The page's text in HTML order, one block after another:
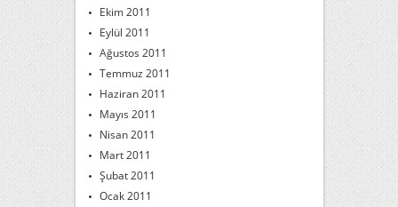
Ekim 2011
Eylül 2011
Ağustos 2011
Temmuz 2011
Haziran 2011
Mayıs 2011
Nisan 2011
Mart 2011
Şubat 2011
Ocak 2011